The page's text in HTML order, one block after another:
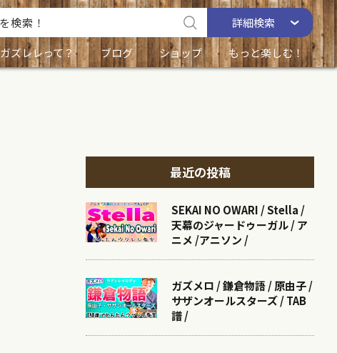
詳細検索
ガズレレって？ ブログ ショップ もっと楽しむ！
最近の投稿
SEKAI NO OWARI / Stella /
天幕のジャードゥーガル / ア
ニメ /アニソン /
ガズメロ / 鎌倉物語 / 原由子 /
サザンオールスターズ / TAB
譜 /